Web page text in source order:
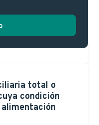
VI
total o
condición